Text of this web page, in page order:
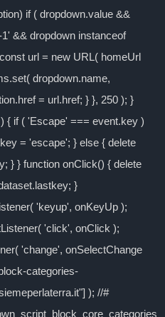
if ( dropdown.value &&
&& dropdown instanceof
url = new URL( homeUrl
dropdown.name,
= url.href; } }, 250 ); }
{ if ( 'Escape' === event.key )
= 'escape'; } else { delete
} } function onClick() { delete
}
'keyup', onKeyUp );
'click', onClick );
'change', onSelectChange
categories-
); //#